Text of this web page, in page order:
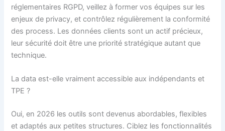
réglementaires RGPD, veillez à former vos équipes sur les
enjeux de privacy, et contrôlez régulièrement la conformité
des process. Les données clients sont un actif précieux,
leur sécurité doit être une priorité stratégique autant que
technique.
La data est-elle vraiment accessible aux indépendants et
TPE ?
Oui, en 2026 les outils sont devenus abordables, flexibles
et adaptés aux petites structures. Ciblez les fonctionnalités